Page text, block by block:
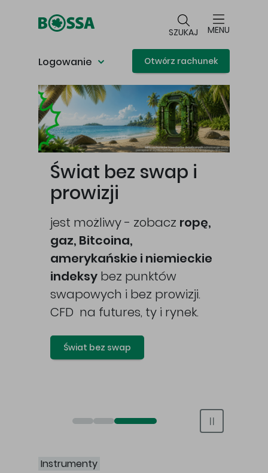
SZUKAJ MENU
Logowanie Otwórz rachunek
Główna treść
Świat bez swap i
prowizji
jest możliwy - zobacz ropę,
gaz, Bitcoina,
amerykańskie i niemieckie
indeksy bez punktów
swapowych i bez prowizji.
CFD na futures, ty i rynek.
Świat bez swap
Otwórz rachunek maklerski online
Otwórz konto IKE/IKZE
Świat bez swap i prowizji
Instrumenty